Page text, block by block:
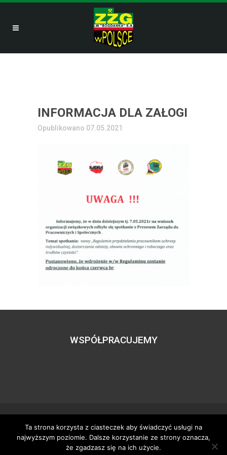
INFORMACJA DLA ZAŁOGI
Opublikowano 07.05.2021
WSPÓŁPRACUJEMY
Wszystkie prawa zastrzeżone – zzgbogdanka.pl
Dostosowanie:Tworzenie stron www– H5studio.pl
Ta strona korzysta z ciasteczek aby świadczyć usługi na
najwyższym poziomie. Dalsze korzystanie ze strony oznacza,
że zgadzasz się na ich użycie.